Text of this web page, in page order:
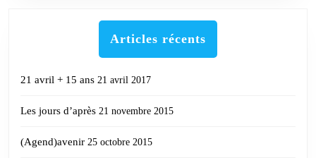
Articles récents
21 avril + 15 ans 21 avril 2017
Les jours d’après 21 novembre 2015
(Agend)avenir 25 octobre 2015